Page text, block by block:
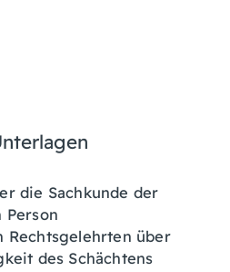
die Sachkunde der
Person
Rechtsgelehrten über
des Schächtens